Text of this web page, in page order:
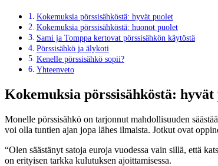
Kokemuksia pörssisähköstä: hyvät puolet
Kokemuksia pörssisähköstä: huonot puolet
Sami ja Tomppa kertovat pörssisähkön käytöstä
Pörssisähkö ja älykoti
Kenelle pörssisähkö sopii?
Yhteenveto
Kokemuksia pörssisähköstä: hyvät
Monelle pörssisähkö on tarjonnut mahdollisuuden
voi olla tuntien ajan jopa lähes ilmaista. Jotkut ovat
“Olen säästänyt satoja euroja vuodessa vain sillä, että
on erityisen tarkka kulutuksen ajoittamisessa.